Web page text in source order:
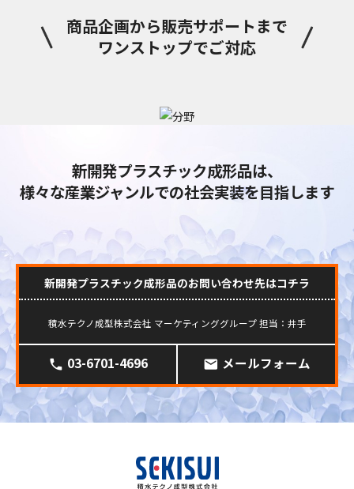
商品企画から販売サポートまで
ワンストップでご対応
新開発プラスチック成形品は、
様々な産業ジャンルでの社会実装を目指します
新開発プラスチック成形品のお問い合わせ先はコチラ
積水テクノ成型株式会社 マーケティンググループ 担当：井手
phone 03-6701-4696 mail メールフォーム